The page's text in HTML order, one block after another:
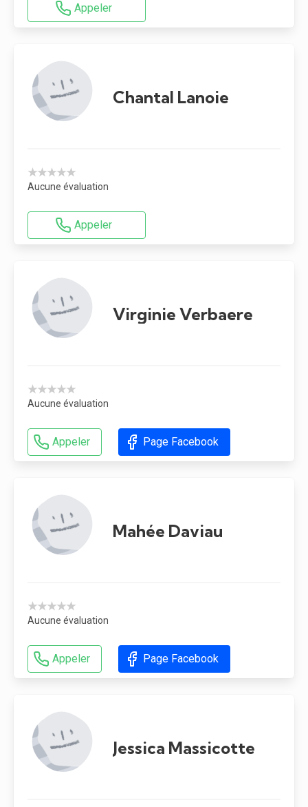
Appeler
Chantal Lanoie
★★★★★
Aucune évaluation
Appeler
Virginie Verbaere
★★★★★
Aucune évaluation
Appeler Page Facebook
Mahée Daviau
★★★★★
Aucune évaluation
Appeler Page Facebook
Jessica Massicotte